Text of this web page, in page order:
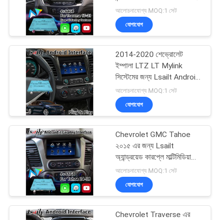
PRIVACY
POLICY
নিসান মাল্টিমিডিয়া ইন্টারফেস
52
লেক্সাস অ্যান্ড্রয়েড স্ক্রিন
আলোচনাযোগ্য MOQ:1 সেট
যোগাযোগ
2014-2020 শেভ্রোলেট
ইম্পালা LTZ LT Mylink
সিস্টেমের জন্য Lsailt Android
Carplay মাল্টিমিডিয়া ইন্টারফেস
আলোচনাযোগ্য MOQ:1 সেট
যোগাযোগ
Chevrolet GMC Tahoe
২০১৫ এর জন্য Lsailt
অ্যান্ড্রয়েড কারপ্লে মাল্টিমিডিয়া
ইন্টারফেস
আলোচনাযোগ্য MOQ:1 সেট
যোগাযোগ
Chevrolet Traverse এর